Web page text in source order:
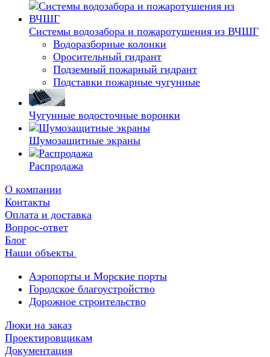
Системы водозабора и пожаротушения из ВЧШГ
Водоразборные колонки
Оросительный гидрант
Подземный пожарный гидрант
Подставки пожарные чугунные
Чугунные водосточные воронки
Шумозащитные экраны
Распродажа
О компании
Контакты
Оплата и доставка
Вопрос-ответ
Блог
Наши объекты
Аэропорты и Морские порты
Городское благоустройство
Дорожное строительство
Люки на заказ
Проектировщикам
Документация